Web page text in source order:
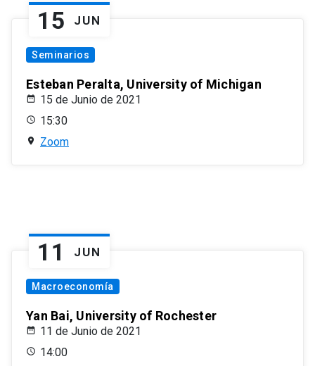
15 JUN
Seminarios
Esteban Peralta, University of Michigan
15 de Junio de 2021
15:30
Zoom
11 JUN
Macroeconomía
Yan Bai, University of Rochester
11 de Junio de 2021
14:00